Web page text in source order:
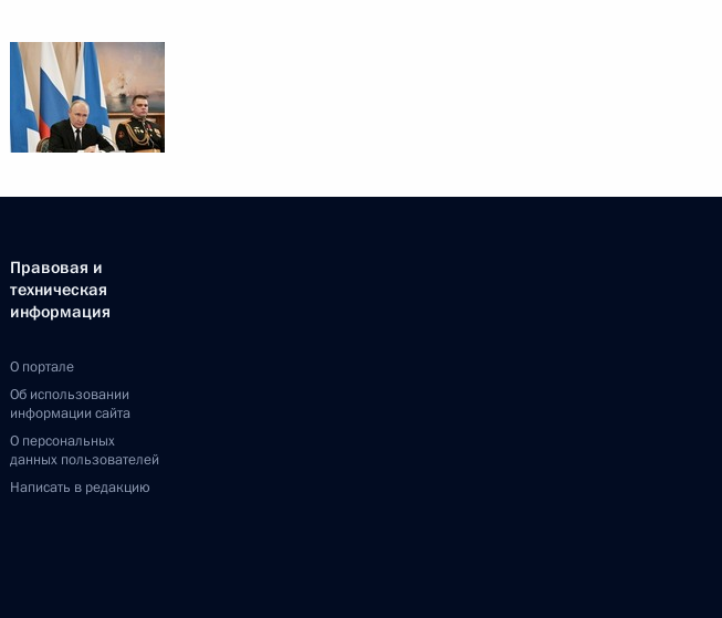
Правовая и
техническая
информация
О портале
Об использовании
информации сайта
О персональных
данных пользователей
Написать в редакцию